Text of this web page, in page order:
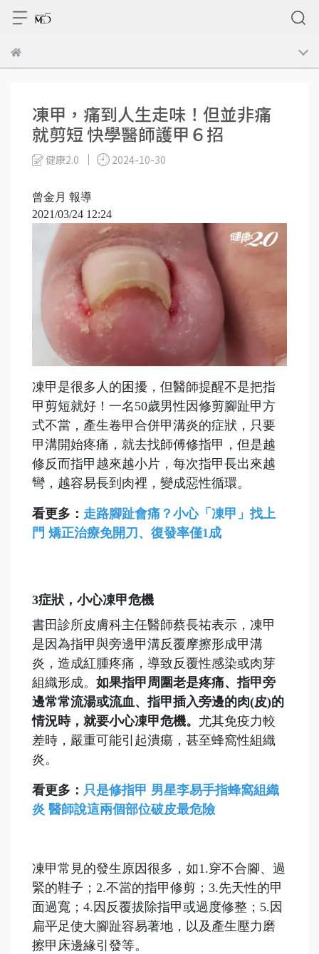
凍甲，痛到人生走味！但並非痛
就剪短 快學醫師護甲６招
健康2.0 2024-10-30
曾金月 報導
2021/03/24 12:24
凍甲是很多人的困擾，但醫師提醒不是把指
甲剪短就好！一名50歲男性因修剪腳趾甲方
式不當，產生卷甲合併甲溝炎的症狀，只要
甲溝開始疼痛，就去找師傅修指甲，但是越
修反而指甲越來越小片，每次指甲長出來越
彎，越容易長到肉裡，變成惡性循環。
看更多： 走路腳趾會痛？小心「凍甲」找上
門 矯正治療免開刀、復發率僅1成
3症狀，小心凍甲危機
書田診所皮膚科主任醫師蔡長祐表示，凍甲
是因為指甲與旁邊甲溝反覆摩擦形成甲溝
炎，造成紅腫疼痛，導致反覆性感染或肉芽
組織形成。 如果指甲周圍老是疼痛、指甲旁
邊常常流湯或流血、指甲插入旁邊的肉(皮)的
情況時，就要小心凍甲危機。 尤其免疫力較
差時，嚴重可能引起潰瘍，甚至蜂窩性組織
炎。
看更多： 只是修指甲 男星李易手指蜂窩組織
炎 醫師說這兩個部位破皮最危險
凍甲常見的發生原因很多，如1.穿不合腳、過
緊的鞋子；2.不當的指甲修剪；3.先天性的甲
面過寬；4.因反覆拔除指甲或過度修整；5.因
扁平足使大腳趾容易著地，以及產生壓力磨
擦甲床邊緣引發等。